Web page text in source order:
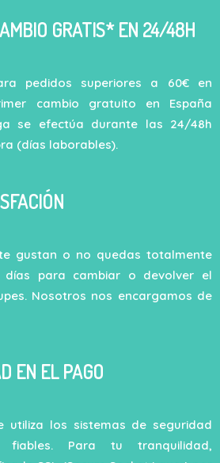
GRATIS* EN 24/48H
pedidos superiores a 60€ en
cambio gratuito en España
se efectúa durante las 24/48h
(días laborables).
gustan o no quedas totalmente
días para cambiar o devolver el
Nosotros nos encargamos de
EN EL PAGO
utiliza los sistemas de seguridad
Para tu tranquilidad,